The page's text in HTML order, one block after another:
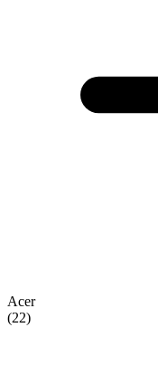
Acer
(22)